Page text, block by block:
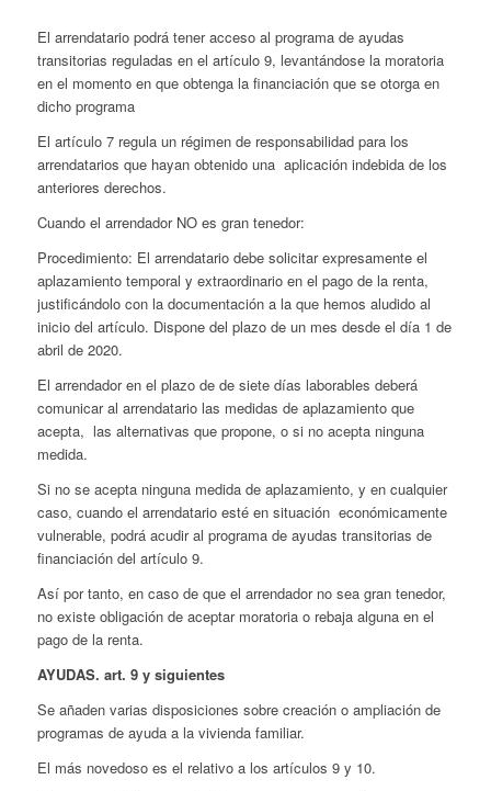
El arrendatario podrá tener acceso al programa de ayudas
transitorias reguladas en el artículo 9, levantándose la moratoria
en el momento en que obtenga la financiación que se otorga en
dicho programa
El artículo 7 regula un régimen de responsabilidad para los
arrendatarios que hayan obtenido una aplicación indebida de los
anteriores derechos.
Cuando el arrendador NO es gran tenedor:
Procedimiento: El arrendatario debe solicitar expresamente el
aplazamiento temporal y extraordinario en el pago de la renta,
justificándolo con la documentación a la que hemos aludido al
inicio del artículo. Dispone del plazo de un mes desde el día 1 de
abril de 2020.
El arrendador en el plazo de de siete días laborables deberá
comunicar al arrendatario las medidas de aplazamiento que
acepta, las alternativas que propone, o si no acepta ninguna
medida.
Si no se acepta ninguna medida de aplazamiento, y en cualquier
caso, cuando el arrendatario esté en situación económicamente
vulnerable, podrá acudir al programa de ayudas transitorias de
financiación del artículo 9.
Así por tanto, en caso de que el arrendador no sea gran tenedor,
no existe obligación de aceptar moratoria o rebaja alguna en el
pago de la renta.
AYUDAS. art. 9 y siguientes
Se añaden varias disposiciones sobre creación o ampliación de
programas de ayuda a la vivienda familiar.
El más novedoso es el relativo a los artículos 9 y 10.